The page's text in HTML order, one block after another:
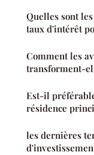
Quelles sont
taux d'intérêt
Comment les
transforment-
Est-il
résidence
les dernières